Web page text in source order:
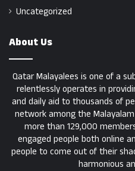
Uncategorized
About Us
Qatar Malayalees is one of a
relentlessly operates in
and daily aid to thousands of
network among the
more than 129,000
engaged people both online
people to come out of their
harmonious